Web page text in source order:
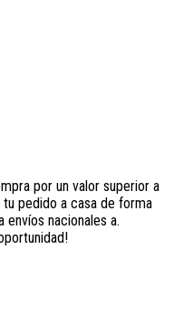
por un valor superior a
pedido a casa de forma
envíos nacionales a.